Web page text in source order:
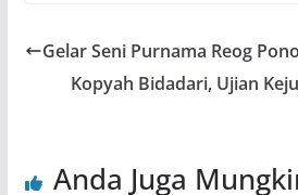
Gelar Seni Purnama Reog
Kopyah Bidadari, Ujian
Anda Juga